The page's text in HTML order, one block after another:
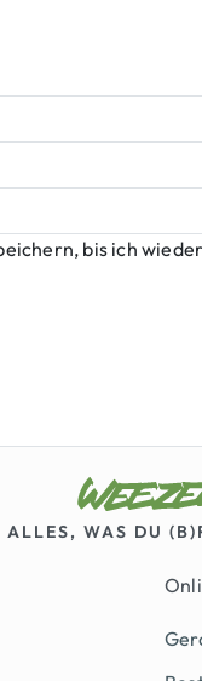
bis ich
ALLES, WAS DU